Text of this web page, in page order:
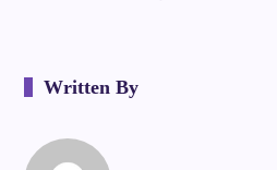
Written By